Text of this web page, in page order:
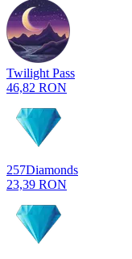
Twilight Pass
46,82 RON
257Diamonds
23,39 RON